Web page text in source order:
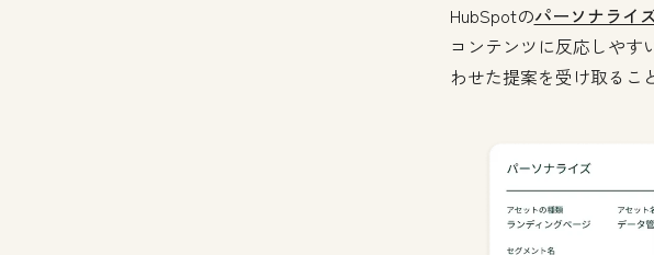
HubSpotのパーソナライ
コンテンツに反応しやす
わせた提案を受け取るこ